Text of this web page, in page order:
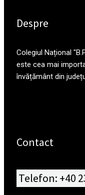
Despre
Colegiul Național
este cea mai
învățământ din
Contact
Telefon: +40